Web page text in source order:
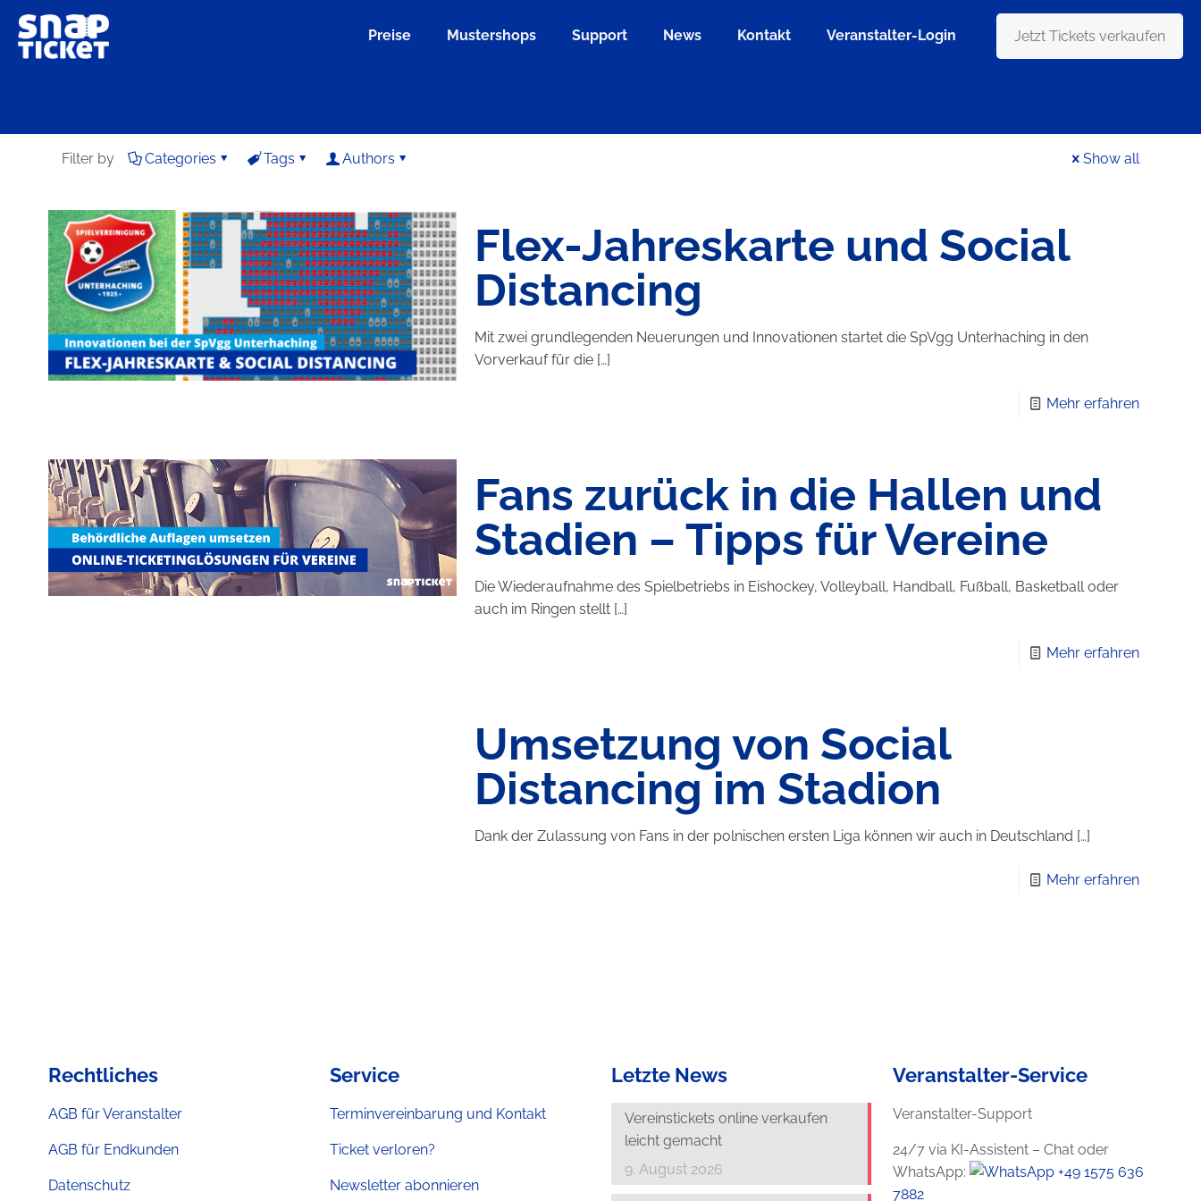
Preise Mustershops Support News Kontakt Veranstalter-Login Jetzt Tickets verkaufen
Filter by Categories Tags Authors Show all
Flex-Jahreskarte und Social
Distancing
Mit zwei grundlegenden Neuerungen und Innovationen startet die SpVgg Unterhaching in den
Vorverkauf für die […]
Mehr erfahren
Fans zurück in die Hallen und
Stadien – Tipps für Vereine
Die Wiederaufnahme des Spielbetriebs in Eishockey, Volleyball, Handball, Fußball, Basketball oder
auch im Ringen stellt […]
Mehr erfahren
Umsetzung von Social
Distancing im Stadion
Dank der Zulassung von Fans in der polnischen ersten Liga können wir auch in Deutschland […]
Mehr erfahren
Rechtliches
AGB für Veranstalter
AGB für Endkunden
Datenschutz
Service
Terminvereinbarung und Kontakt
Ticket verloren?
Newsletter abonnieren
Letzte News
Vereinstickets online verkaufen
leicht gemacht
9. August 2026
Veranstalter-Service
Veranstalter-Support
24/7 via KI-Assistent – Chat oder
WhatsApp:
+49 1575 636
7882